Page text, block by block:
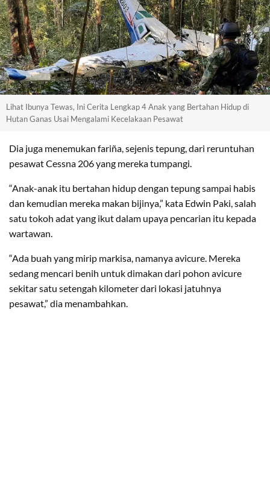
Lihat Ibunya Tewas, Ini Cerita Lengkap 4 Anak yang Bertahan Hidup di
Hutan Ganas Usai Mengalami Kecelakaan Pesawat
Dia juga menemukan fariña, sejenis tepung, dari reruntuhan
pesawat Cessna 206 yang mereka tumpangi.
“Anak-anak itu bertahan hidup dengan tepung sampai habis
dan kemudian mereka makan bijinya,” kata Edwin Paki, salah
satu tokoh adat yang ikut dalam upaya pencarian itu kepada
wartawan.
“Ada buah yang mirip markisa, namanya avicure. Mereka
sedang mencari benih untuk dimakan dari pohon avicure
sekitar satu setengah kilometer dari lokasi jatuhnya
pesawat,” dia menambahkan.